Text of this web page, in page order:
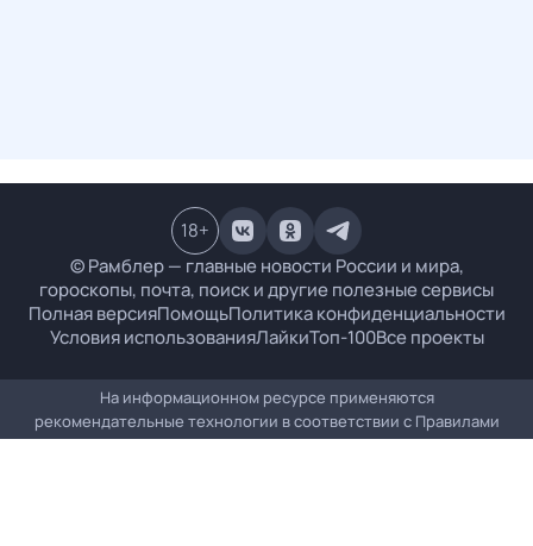
© Рамблер — главные новости России и мира,
гороскопы, почта, поиск и другие полезные сервисы
Полная версияПомощьПолитика конфиденциальности
Условия использованияЛайкиТоп-100Все проекты
18+
На информационном ресурсе применяются
рекомендательные технологии в соответствии с Правилами